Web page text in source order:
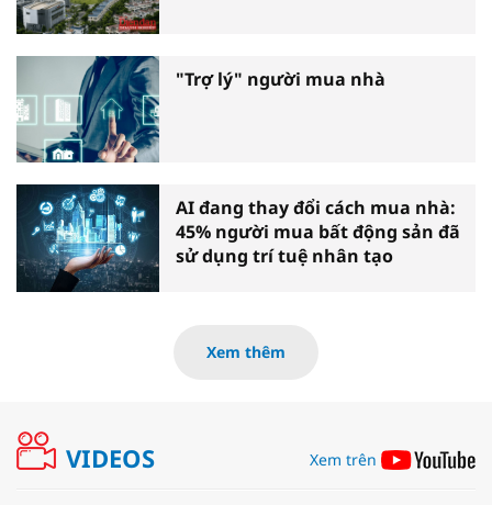
"Trợ lý" người mua nhà
AI đang thay đổi cách mua nhà:
45% người mua bất động sản đã
sử dụng trí tuệ nhân tạo
Xem thêm
VIDEOS Xem trên